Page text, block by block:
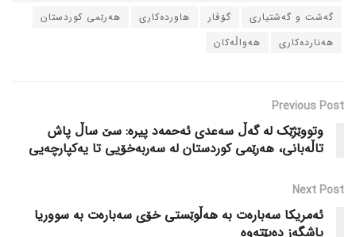
گه‌شت و گه‌شتیاری
گۆڤار هاورده‌کاری
هه‌رێمی کوردستان
هه‌نارده‌کاری
هه‌واڵه‌کان
Previous Post
وتووێژێک له‌ گه‌ڵ سه‌عدی ئه‌حمه‌د پیره‌: سێ ساڵ پاش
تاڵه‌بانی، هه‌رێمی کوردستان له‌ سه‌ربه‌خۆیی تا یه‌کپارچه‌یی
Next Post
ئه‌مریکا سه‌باره‌ت به‌ هه‌ڵوێستی خۆی سه‌باره‌ت به‌ سووریا
پاشگه‌ز ده‌بێته‌وه‌